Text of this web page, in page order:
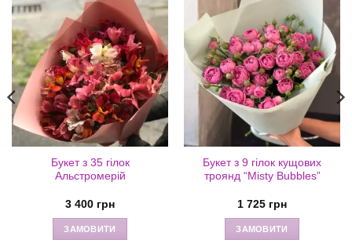
Букет з 35 гілок
Альстромерій
3 400 грн
ЗАМОВИТИ
Букет з 9 гілок кущових
троянд “Misty Bubbles”
1 725 грн
ЗАМОВИТИ